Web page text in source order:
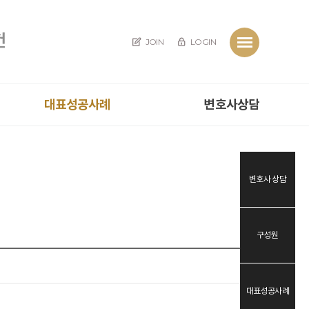
JOIN LOGIN
대표성공사례 변호사상담
변호사 상담
구성원
대표성공사례